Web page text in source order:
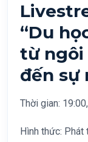
“Du
từ ngôi
đến sự
Thời gian:
Hình thức: